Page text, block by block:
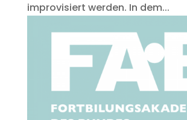
improvisiert werden. In dem...